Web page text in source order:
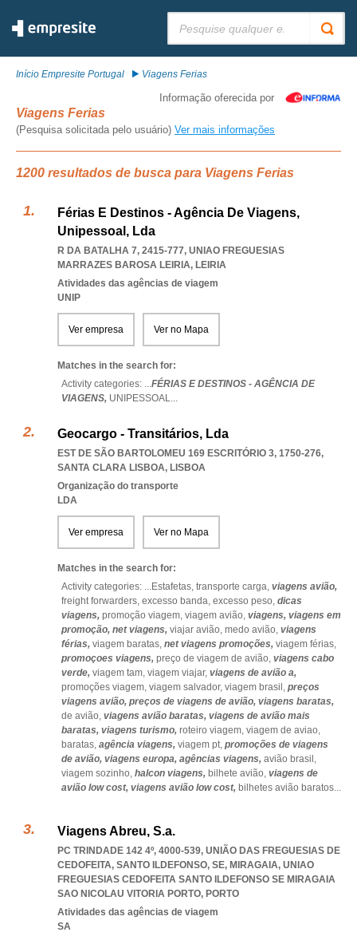
Início Empresite Portugal Viagens Ferias
Informação oferecida por
Viagens Ferias
(Pesquisa solicitada pelo usuário) Ver mais informações
1200 resultados de busca para Viagens Ferias
Férias E Destinos - Agência De Viagens,
Unipessoal, Lda
R DA BATALHA 7, 2415-777, UNIAO FREGUESIAS
MARRAZES BAROSA LEIRIA, LEIRIA
Atividades das agências de viagem
UNIP
Ver empresa Ver no Mapa
Matches in the search for:
Activity categories: ...FÉRIAS E DESTINOS - AGÊNCIA DE
VIAGENS, UNIPESSOAL...
Geocargo - Transitários, Lda
EST DE SÃO BARTOLOMEU 169 ESCRITÓRIO 3, 1750-276,
SANTA CLARA LISBOA, LISBOA
Organização do transporte
LDA
Ver empresa Ver no Mapa
Matches in the search for:
Activity categories: ...Estafetas, transporte carga, viagens avião,
freight forwarders, excesso banda, excesso peso, dicas
viagens, promoção viagem, viagem avião, viagens, viagens em
promoção, net viagens, viajar avião, medo avião, viagens
férias, viagem baratas, net viagens promoções, viagem férias,
promoçoes viagens, preço de viagem de avião, viagens cabo
verde, viagem tam, viagem viajar, viagens de avião a,
promoções viagem, viagem salvador, viagem brasil, preços
viagens avião, preços de viagens de avião, viagens baratas,
de avião, viagens avião baratas, viagens de avião mais
baratas, viagens turismo, roteiro viagem, viagem de aviao,
baratas, agência viagens, viagem pt, promoções de viagens
de avião, viagens europa, agências viagens, avião brasil,
viagem sozinho, halcon viagens, bilhete avião, viagens de
avião low cost, viagens avião low cost, bilhetes avião baratos...
Viagens Abreu, S.a.
PC TRINDADE 142 4º, 4000-539, UNIÃO DAS FREGUESIAS DE
CEDOFEITA, SANTO ILDEFONSO, SE, MIRAGAIA, UNIAO
FREGUESIAS CEDOFEITA SANTO ILDEFONSO SE MIRAGAIA
SAO NICOLAU VITORIA PORTO, PORTO
Atividades das agências de viagem
SA